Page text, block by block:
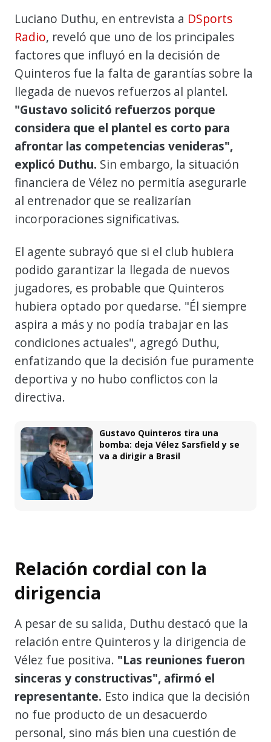
Luciano Duthu, en entrevista a DSports
Radio, reveló que uno de los principales
factores que influyó en la decisión de
Quinteros fue la falta de garantías sobre la
llegada de nuevos refuerzos al plantel.
"Gustavo solicitó refuerzos porque
considera que el plantel es corto para
afrontar las competencias venideras",
explicó Duthu. Sin embargo, la situación
financiera de Vélez no permitía asegurarle
al entrenador que se realizarían
incorporaciones significativas.
El agente subrayó que si el club hubiera
podido garantizar la llegada de nuevos
jugadores, es probable que Quinteros
hubiera optado por quedarse. "Él siempre
aspira a más y no podía trabajar en las
condiciones actuales", agregó Duthu,
enfatizando que la decisión fue puramente
deportiva y no hubo conflictos con la
directiva.
Gustavo Quinteros tira una
bomba: deja Vélez Sarsfield y se
va a dirigir a Brasil
Relación cordial con la
dirigencia
A pesar de su salida, Duthu destacó que la
relación entre Quinteros y la dirigencia de
Vélez fue positiva. "Las reuniones fueron
sinceras y constructivas", afirmó el
representante. Esto indica que la decisión
no fue producto de un desacuerdo
personal, sino más bien una cuestión de